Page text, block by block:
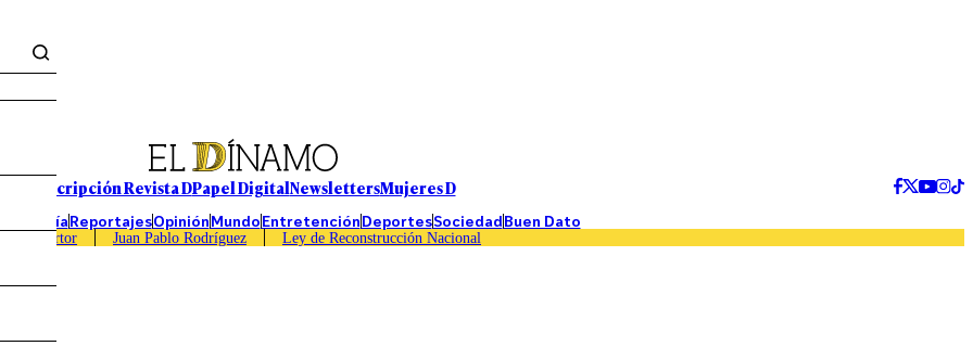
Suscripción Revista DPapel DigitalNewslettersMujeres D
EconomíaReportajesOpiniónMundoEntretenciónDeportesSociedadBuen Dato
Caso Sartor Juan Pablo Rodríguez Ley de Reconstrucción Nacional